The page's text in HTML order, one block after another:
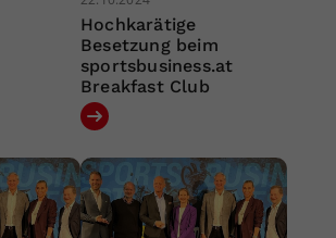
Hochkarätige
Besetzung beim
sportsbusiness.at
Breakfast Club